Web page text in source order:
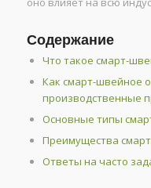
Содержание
Что такое смарт-
Как смарт-швейное
производственные
Основные типы
Преимущества
Ответы на часто